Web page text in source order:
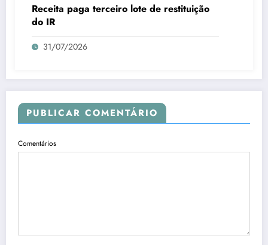
Receita paga terceiro lote de restituição
do IR
31/07/2026
PUBLICAR COMENTÁRIO
Comentários